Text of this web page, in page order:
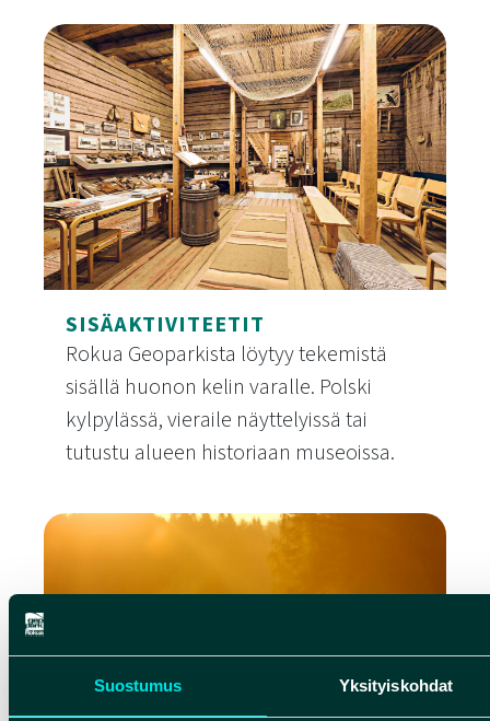
Suostumus Yksityiskohdat
Jääkauden jäljillä -rengasreitit
SISÄAKTIVITEETIT
Rokua Geoparkista löytyy tekemistä
sisällä huonon kelin varalle. Polski
kylpylässä, vieraile näyttelyissä tai
tutustu alueen historiaan museoissa.
Sisäaktiviteetit